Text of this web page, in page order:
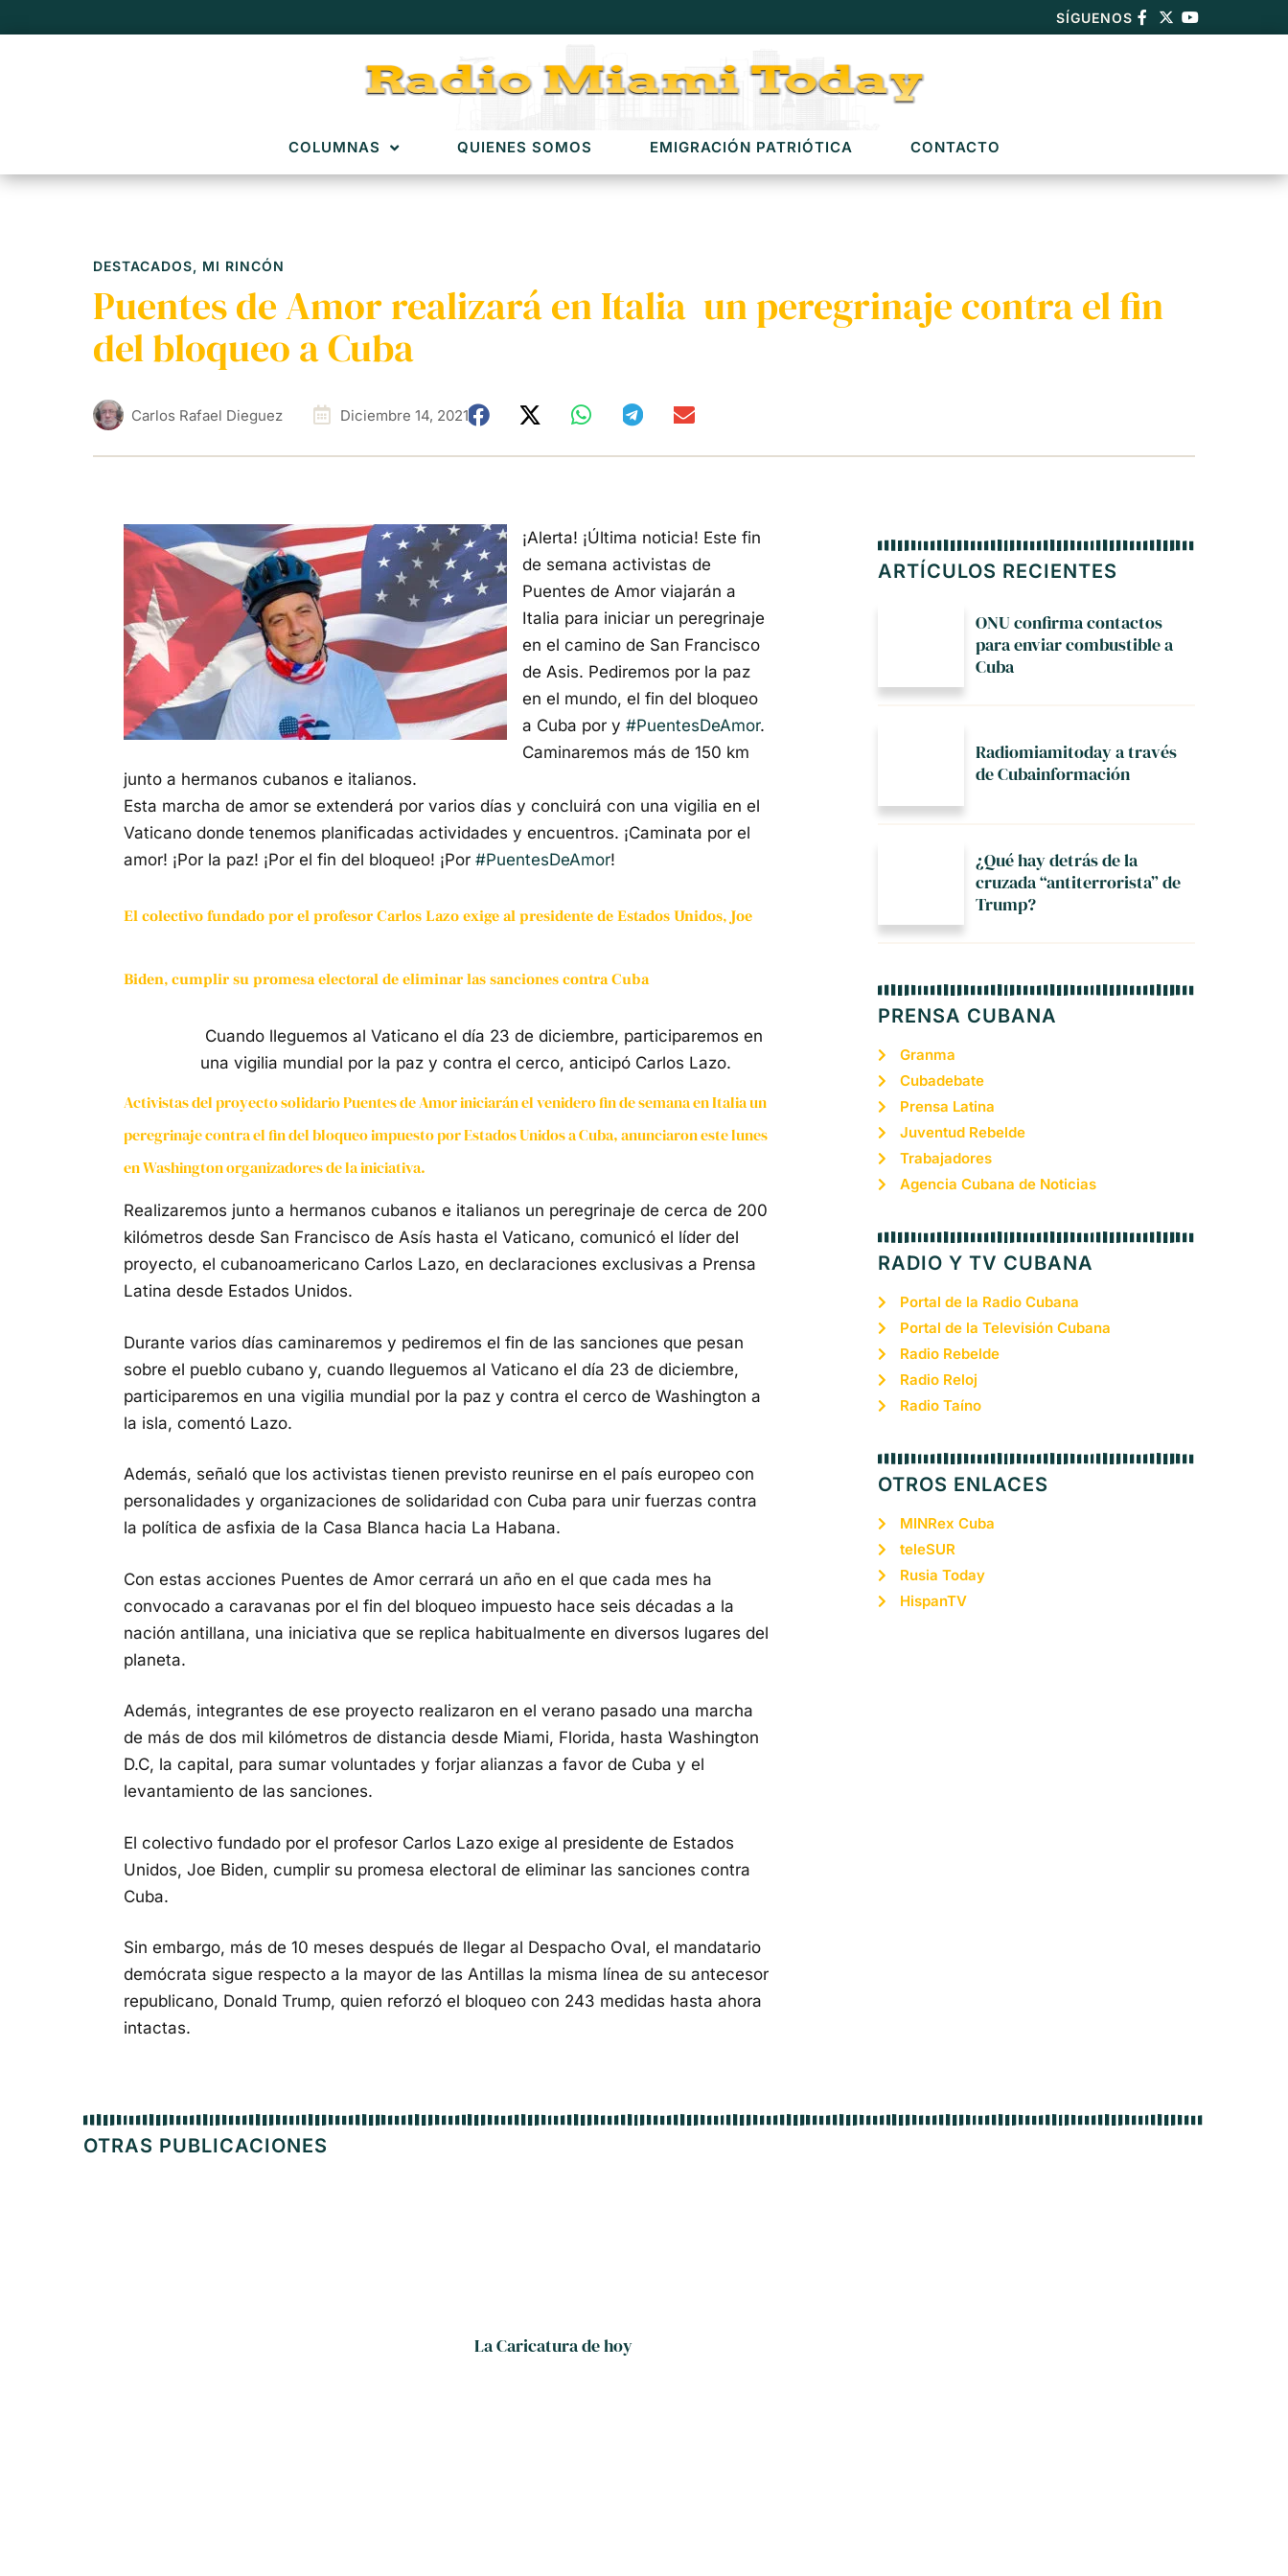
SÍGUENOS
COLUMNAS QUIENES SOMOS EMIGRACIÓN PATRIÓTICA CONTACTO
DESTACADOS, MI RINCÓN
Puentes de Amor realizará en Italia un peregrinaje contra el fin
del bloqueo a Cuba
Carlos Rafael Dieguez Diciembre 14, 2021
¡Alerta! ¡Última noticia! Este fin
de semana activistas de
Puentes de Amor viajarán a
Italia para iniciar un peregrinaje
en el camino de San Francisco
de Asis. Pediremos por la paz
en el mundo, el fin del bloqueo
a Cuba por y #PuentesDeAmor.
Caminaremos más de 150 km
junto a hermanos cubanos e italianos.
Esta marcha de amor se extenderá por varios días y concluirá con una vigilia en el
Vaticano donde tenemos planificadas actividades y encuentros. ¡Caminata por el
amor! ¡Por la paz! ¡Por el fin del bloqueo! ¡Por #PuentesDeAmor!
El colectivo fundado por el profesor Carlos Lazo exige al presidente de Estados Unidos, Joe
Biden, cumplir su promesa electoral de eliminar las sanciones contra Cuba
Cuando lleguemos al Vaticano el día 23 de diciembre, participaremos en
una vigilia mundial por la paz y contra el cerco, anticipó Carlos Lazo.
Activistas del proyecto solidario Puentes de Amor iniciarán el venidero fin de semana en Italia un
peregrinaje contra el fin del bloqueo impuesto por Estados Unidos a Cuba, anunciaron este lunes
en Washington organizadores de la iniciativa.
Realizaremos junto a hermanos cubanos e italianos un peregrinaje de cerca de 200
kilómetros desde San Francisco de Asís hasta el Vaticano, comunicó el líder del
proyecto, el cubanoamericano Carlos Lazo, en declaraciones exclusivas a Prensa
Latina desde Estados Unidos.
Durante varios días caminaremos y pediremos el fin de las sanciones que pesan
sobre el pueblo cubano y, cuando lleguemos al Vaticano el día 23 de diciembre,
participaremos en una vigilia mundial por la paz y contra el cerco de Washington a
la isla, comentó Lazo.
Además, señaló que los activistas tienen previsto reunirse en el país europeo con
personalidades y organizaciones de solidaridad con Cuba para unir fuerzas contra
la política de asfixia de la Casa Blanca hacia La Habana.
Con estas acciones Puentes de Amor cerrará un año en el que cada mes ha
convocado a caravanas por el fin del bloqueo impuesto hace seis décadas a la
nación antillana, una iniciativa que se replica habitualmente en diversos lugares del
planeta.
Además, integrantes de ese proyecto realizaron en el verano pasado una marcha
de más de dos mil kilómetros de distancia desde Miami, Florida, hasta Washington
D.C, la capital, para sumar voluntades y forjar alianzas a favor de Cuba y el
levantamiento de las sanciones.
El colectivo fundado por el profesor Carlos Lazo exige al presidente de Estados
Unidos, Joe Biden, cumplir su promesa electoral de eliminar las sanciones contra
Cuba.
Sin embargo, más de 10 meses después de llegar al Despacho Oval, el mandatario
demócrata sigue respecto a la mayor de las Antillas la misma línea de su antecesor
republicano, Donald Trump, quien reforzó el bloqueo con 243 medidas hasta ahora
intactas.
ARTÍCULOS RECIENTES
ONU confirma contactos
para enviar combustible a
Cuba
Radiomiamitoday a través
de Cubainformación
¿Qué hay detrás de la
cruzada “antiterrorista” de
Trump?
PRENSA CUBANA
Granma
Cubadebate
Prensa Latina
Juventud Rebelde
Trabajadores
Agencia Cubana de Noticias
RADIO Y TV CUBANA
Portal de la Radio Cubana
Portal de la Televisión Cubana
Radio Rebelde
Radio Reloj
Radio Taíno
OTROS ENLACES
MINRex Cuba
teleSUR
Rusia Today
HispanTV
OTRAS PUBLICACIONES
La Caricatura de hoy